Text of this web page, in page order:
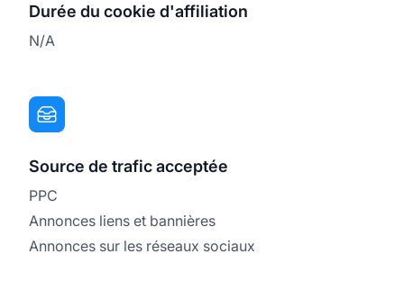
Durée du cookie d'affiliation
N/A
Source de trafic acceptée
PPC
Annonces liens et bannières
Annonces sur les réseaux sociaux